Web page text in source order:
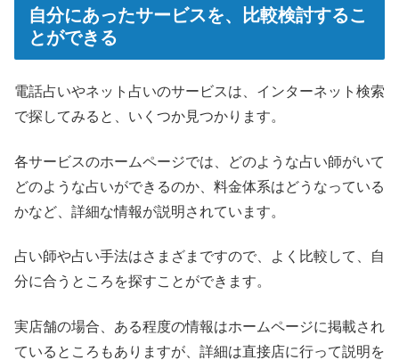
自分にあったサービスを、比較検討するこ
とができる
電話占いやネット占いのサービスは、インターネット検索
で探してみると、いくつか見つかります。
各サービスのホームページでは、どのような占い師がいて
どのような占いができるのか、料金体系はどうなっている
かなど、詳細な情報が説明されています。
占い師や占い手法はさまざまですので、よく比較して、自
分に合うところを探すことができます。
実店舗の場合、ある程度の情報はホームページに掲載され
ているところもありますが、詳細は直接店に行って説明を